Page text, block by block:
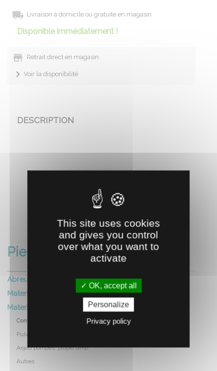
Livraison à domicile ou gratuite en magasin
Disponible immédiatement !
Retrait direct en magasin
Voir la disponibilité
DESCRIPTION
Pieces detachees
Abreuvoirs
Materiel elevage
Materiel exploitation
Compresseurs lacme
Pulverisateurs berthoud
Anjou pompes: propio simp
Autres
This site uses cookies
and gives you control
over what you want to
activate
OK, accept all
Personalize
Privacy policy